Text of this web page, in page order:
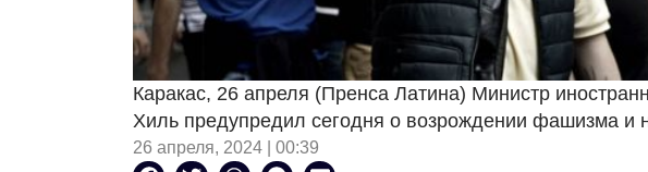
Каракас, 26 апреля (Пренса Латина) Министр
Хиль предупредил сегодня о возрождении фашизма и
26 апреля, 2024 | 00:39